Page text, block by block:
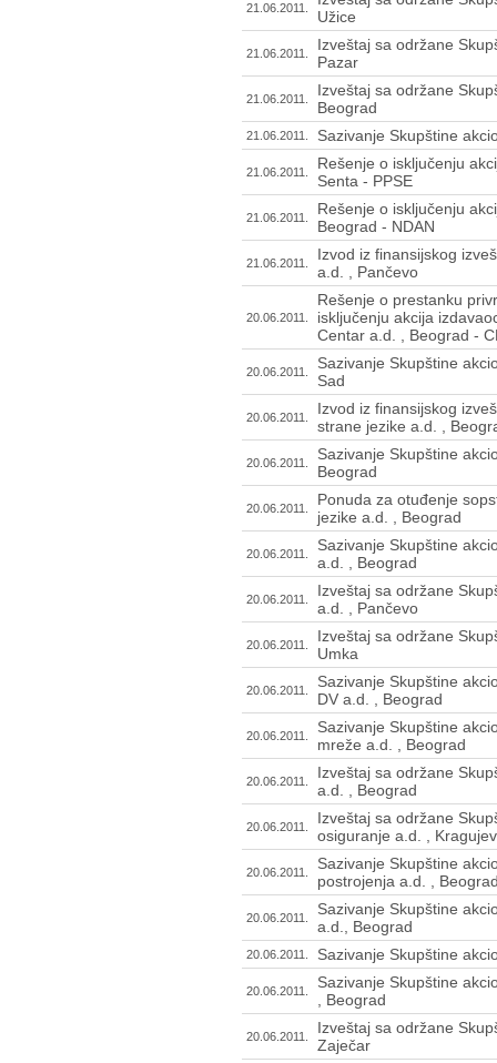
21.06.2011.
Užice
21.06.2011.
Izveštaj sa održane
Pazar
21.06.2011.
Izveštaj sa održane
Beograd
21.06.2011. Sazivanje Skupštine
21.06.2011.
Rešenje o isključenju
Senta - PPSE
21.06.2011.
Rešenje o isključenju
Beograd - NDAN
21.06.2011.
Izvod iz finansijskog
a.d. , Pančevo
20.06.2011.
Rešenje o prestanku
isključenju akcija
Centar a.d. , Beograd -
20.06.2011.
Sazivanje Skupštine
Sad
20.06.2011.
Izvod iz finansijskog
strane jezike a.d. ,
20.06.2011.
Sazivanje Skupštine
Beograd
20.06.2011.
Ponuda za otuđenje
jezike a.d. , Beograd
20.06.2011.
Sazivanje Skupštine
a.d. , Beograd
20.06.2011.
Izveštaj sa održane
a.d. , Pančevo
20.06.2011.
Izveštaj sa održane
Umka
20.06.2011.
Sazivanje Skupštine
DV a.d. , Beograd
20.06.2011.
Sazivanje Skupštine
mreže a.d. , Beograd
20.06.2011.
Izveštaj sa održane
a.d. , Beograd
20.06.2011.
Izveštaj sa održane
osiguranje a.d. ,
20.06.2011.
Sazivanje Skupštine
postrojenja a.d. ,
20.06.2011.
Sazivanje Skupštine
a.d., Beograd
20.06.2011. Sazivanje Skupštine
20.06.2011.
Sazivanje Skupštine
, Beograd
20.06.2011.
Izveštaj sa održane
Zaječar